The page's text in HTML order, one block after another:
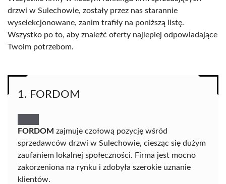
drzwi w Sulechowie, zostały przez nas starannie
wyselekcjonowane, zanim trafiły na poniższą listę.
Wszystko po to, aby znaleźć oferty najlepiej odpowiadające
Twoim potrzebom.
1. FORDOM
FORDOM zajmuje czołową pozycję wśród
sprzedawców drzwi w Sulechowie, ciesząc się dużym
zaufaniem lokalnej społeczności. Firma jest mocno
zakorzeniona na rynku i zdobyła szerokie uznanie
klientów.